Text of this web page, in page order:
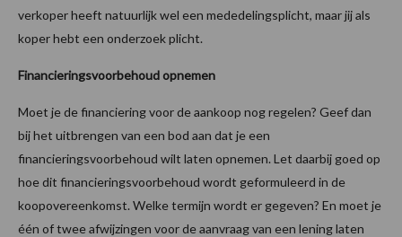
verkoper heeft natuurlijk wel een mededelingsplicht, maar jij als
koper hebt een onderzoek plicht.
Financieringsvoorbehoud opnemen
Moet je de financiering voor de aankoop nog regelen? Geef dan
bij het uitbrengen van een bod aan dat je een
financieringsvoorbehoud wilt laten opnemen. Let daarbij goed op
hoe dit financieringsvoorbehoud wordt geformuleerd in de
koopovereenkomst. Welke termijn wordt er gegeven? En moet je
één of twee afwijzingen voor de aanvraag van een lening laten